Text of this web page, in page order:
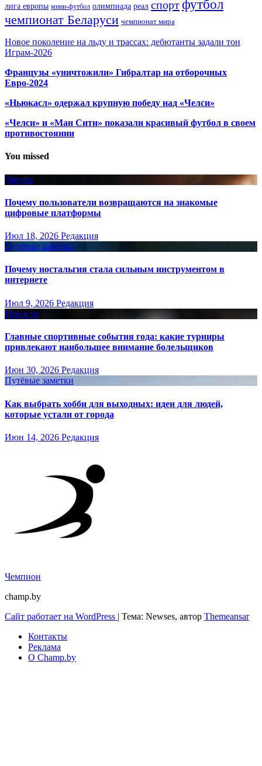
лига европы мини-футбол олимпиада реал спортфутбол
чемпионат Беларуси чемпионат мира
Новое поколение на льду и трассах: дебютанты задали тон
Играм-2026
Французы «уничтожили» Гибралтар на отборочных
Евро-2024
«Ньюкасл» одержал крупную победу над «Челси»
«Челси» и «Ман Сити» показали красивый футбол в своем
противостоянии
You missed
Другое
Почему пользователи возвращаются на знакомые
цифровые платформы
Июл 18, 2026 Редакция
Путёвые заметки
Почему ностальгия стала сильным инструментом в
интернете
Июл 9, 2026 Редакция
Новости
Главные спортивные события года: какие турниры
привлекают наибольшее внимание болельщиков
Июн 30, 2026 Редакция
Путёвые заметки
Как выбрать хобби для выходных: идеи для людей,
которые устали от города
Июн 14, 2026 Редакция
Чемпион
champ.by
Сайт работает на WordPress | Тема: Newses, автор Themeansar
Контакты
Реклама
О Champ.by